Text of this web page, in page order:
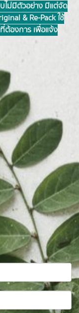
ไม่มีตัวอย่าง มีแต่จัด
& Re-Pack ใช้
ต้องการ เพื่อแจ้ง